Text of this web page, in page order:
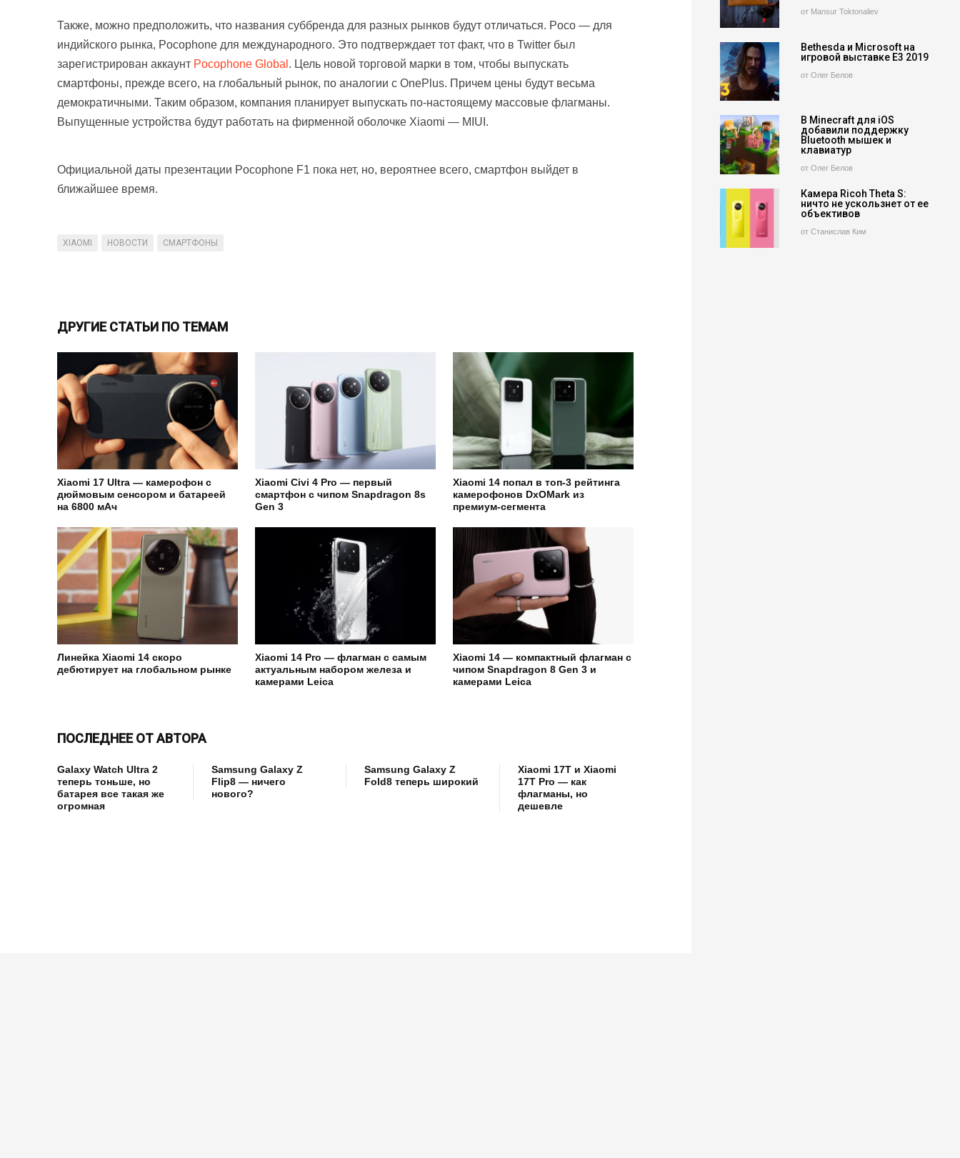
Также, можно предположить, что названия суббренда для разных рынков будут отличаться. Poco — для
индийского рынка, Pocophone для международного. Это подтверждает тот факт, что в Twitter был
зарегистрирован аккаунт Pocophone Global . Цель новой торговой марки в том, чтобы выпускать
смартфоны, прежде всего, на глобальный рынок, по аналогии с OnePlus. Причем цены будут весьма
демократичными. Таким образом, компания планирует выпускать по-настоящему массовые флагманы.
Выпущенные устройства будут работать на фирменной оболочке Xiaomi — MIUI.
Официальной даты презентации Pocophone F1 пока нет, но, вероятнее всего, смартфон выйдет в
ближайшее время.
XIAOMI НОВОСТИ СМАРТФОНЫ
ДРУГИЕ СТАТЬИ ПО ТЕМАМ
Xiaomi 17 Ultra — камерофон с
дюймовым сенсором и батареей
на 6800 мАч
Xiaomi Civi 4 Pro — первый
смартфон с чипом Snapdragon 8s
Gen 3
Xiaomi 14 попал в топ-3 рейтинга
камерофонов DxOMark из
премиум-сегмента
Линейка Xiaomi 14 скоро
дебютирует на глобальном рынке
Xiaomi 14 Pro — флагман с самым
актуальным набором железа и
камерами Leica
Xiaomi 14 — компактный флагман с
чипом Snapdragon 8 Gen 3 и
камерами Leica
ПОСЛЕДНЕЕ ОТ АВТОРА
Galaxy Watch Ultra 2
теперь тоньше, но
батарея все такая же
огромная
Samsung Galaxy Z
Flip8 — ничего
нового?
Samsung Galaxy Z
Fold8 теперь широкий
Xiaomi 17T и Xiaomi
17T Pro — как
флагманы, но
дешевле
от Mansur Toktonaliev
Bethesda и Microsoft на
игровой выставке E3 2019
от Олег Белов
В Minecraft для iOS
добавили поддержку
Bluetooth мышек и
клавиатур
от Олег Белов
Камера Ricoh Theta S:
ничто не ускользнет от ее
объективов
от Станислав Ким